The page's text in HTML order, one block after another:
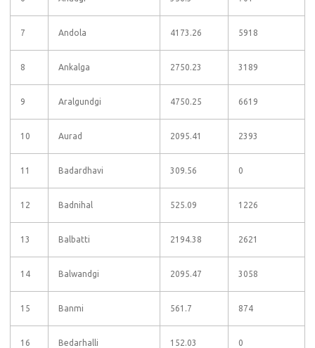
7 Andola 4173.26 5918
8 Ankalga 2750.23 3189
9 Aralgundgi 4750.25 6619
10 Aurad 2095.41 2393
11 Badardhavi 309.56 0
12 Badnihal 525.09 1226
13 Balbatti 2194.38 2621
14 Balwandgi 2095.47 3058
15 Banmi 561.7 874
16 Bedarhalli 152.03 0